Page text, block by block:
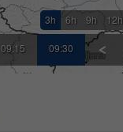
3h 6h 9h 12h
09:15 09:30